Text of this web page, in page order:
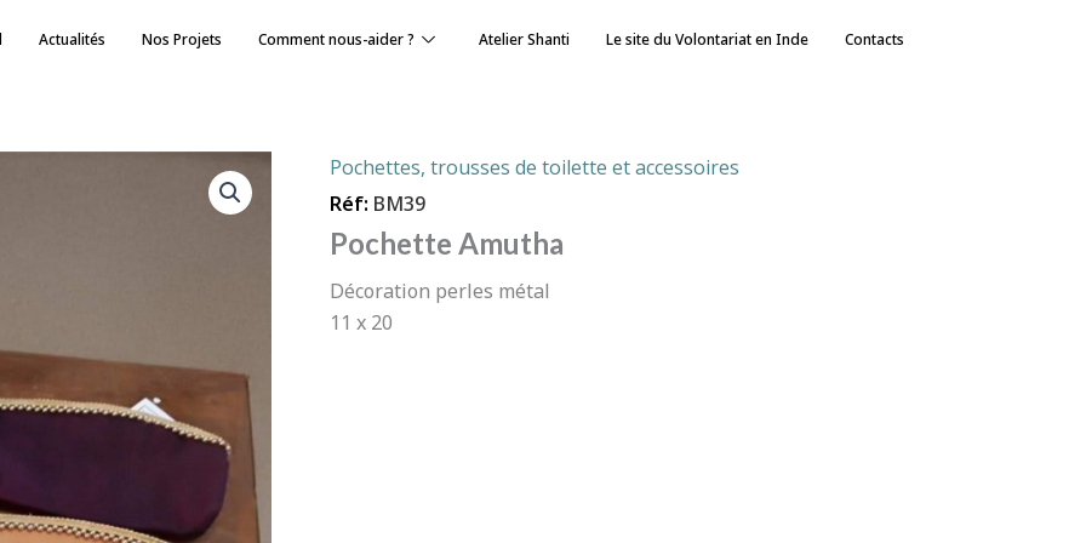
Actualités Nos Projets Comment nous-aider ? Atelier Shanti Le site du Volontariat en Inde Contacts
Pochettes, trousses de toilette et accessoires
Réf: BM39
Pochette Amutha
Décoration perles métal
11 x 20